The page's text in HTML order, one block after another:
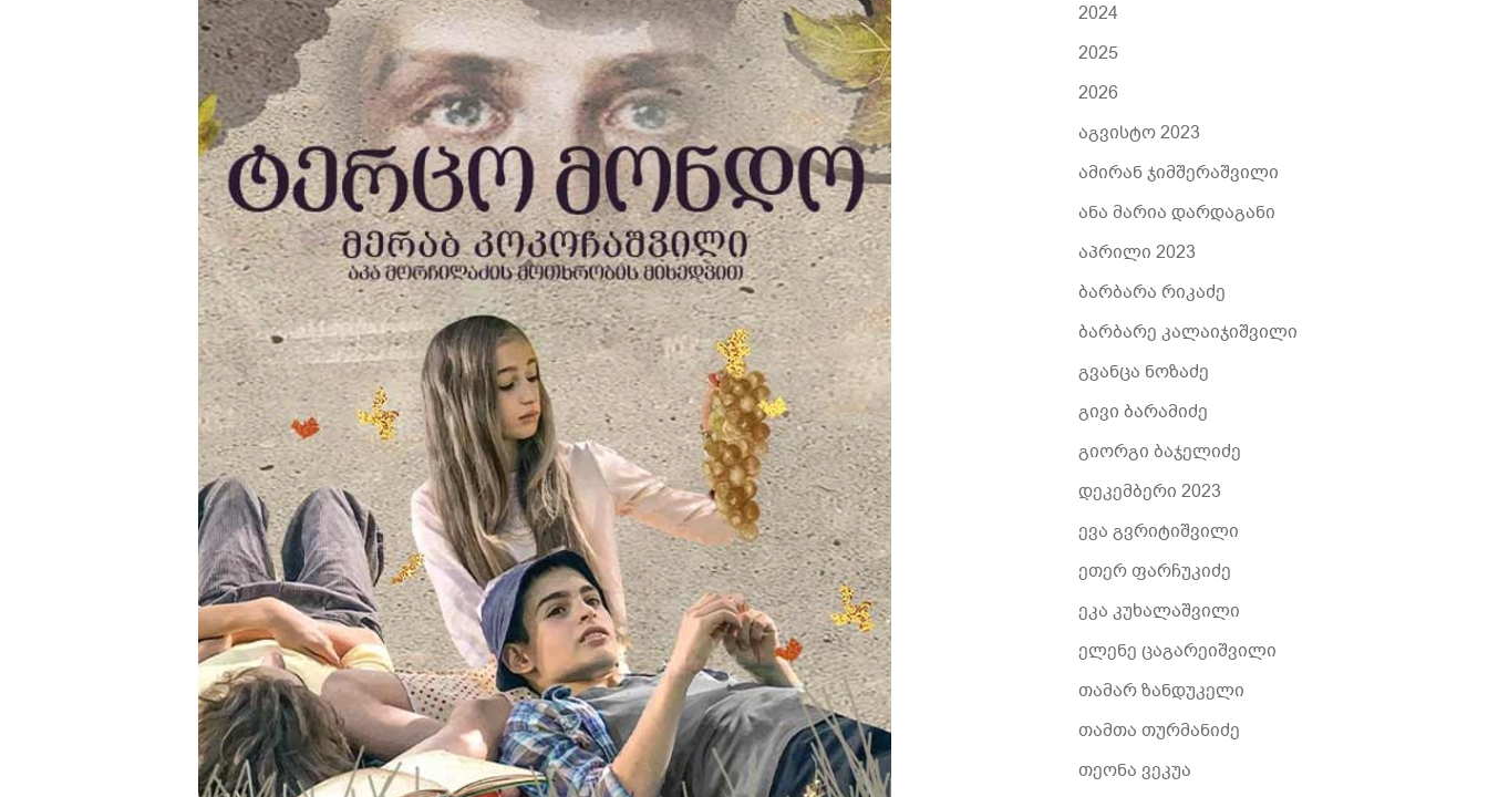
2024
2025
2026
აგვისტო 2023
ამირან ჯიმშერაშვილი
ანა მარია დარდაგანი
აპრილი 2023
ბარბარა რიკაძე
ბარბარე კალაიჯიშვილი
გვანცა ნოზაძე
გივი ბარამიძე
გიორგი ბაჯელიძე
დეკემბერი 2023
ევა გვრიტიშვილი
ეთერ ფარჩუკიძე
ეკა კუხალაშვილი
ელენე ცაგარეიშვილი
თამარ ზანდუკელი
თამთა თურმანიძე
თეონა ვეკუა